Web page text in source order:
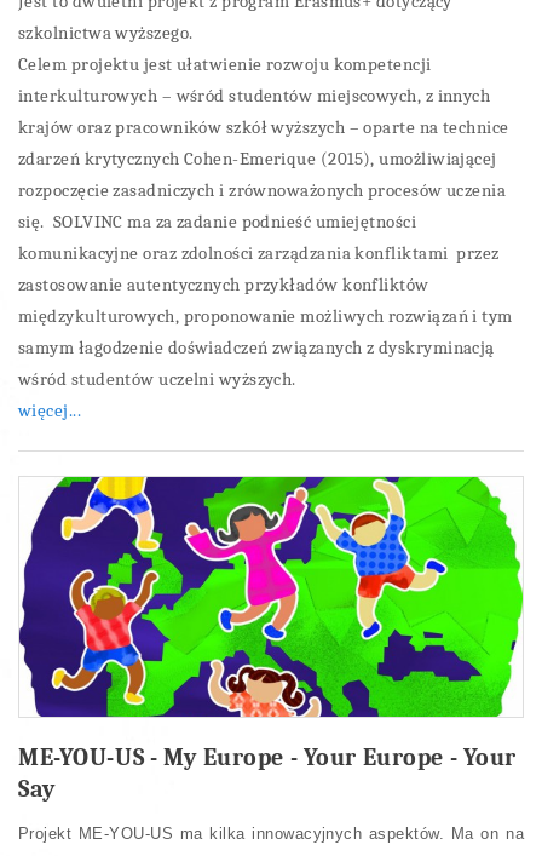
szkolnictwa wyższego.
Celem projektu jest ułatwienie rozwoju kompetencji
interkulturowych – wśród studentów miejscowych, z innych
krajów oraz pracowników szkół wyższych – oparte na technice
zdarzeń krytycznych Cohen-Emerique (2015), umożliwiającej
rozpoczęcie zasadniczych i zrównoważonych procesów uczenia
się. SOLVINC ma za zadanie podnieść umiejętności
komunikacyjne oraz zdolności zarządzania konfliktami przez
zastosowanie autentycznych przykładów konfliktów
międzykulturowych, proponowanie możliwych rozwiązań i tym
samym łagodzenie doświadczeń związanych z dyskryminacją
wśród studentów uczelni wyższych.
więcej...
ME-YOU-US - My Europe - Your Europe - Your
Say
Projekt ME-YOU-US ma kilka innowacyjnych aspektów. Ma on na